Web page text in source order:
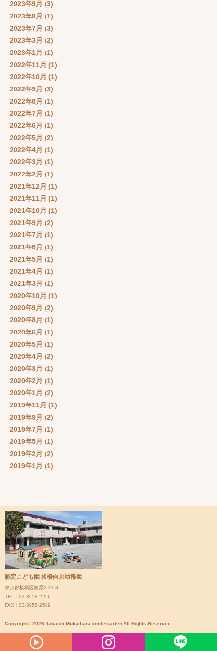
2023年9月 (3)
2023年8月 (1)
2023年7月 (3)
2023年3月 (2)
2023年1月 (1)
2022年11月 (1)
2022年10月 (1)
2022年9月 (3)
2022年8月 (1)
2022年7月 (1)
2022年6月 (1)
2022年5月 (2)
2022年4月 (1)
2022年3月 (1)
2022年2月 (1)
2021年12月 (1)
2021年11月 (1)
2021年10月 (1)
2021年9月 (2)
2021年7月 (1)
2021年6月 (1)
2021年5月 (1)
2021年4月 (1)
2021年3月 (1)
2020年10月 (1)
2020年9月 (2)
2020年8月 (1)
2020年6月 (1)
2020年5月 (1)
2020年4月 (2)
2020年3月 (1)
2020年2月 (1)
2020年1月 (2)
2019年11月 (1)
2019年9月 (2)
2019年7月 (1)
2019年5月 (1)
2019年2月 (2)
2019年1月 (1)
認定こども園 板橋向原幼稚園
東京都板橋区向原2-31-3
TEL：03-3958-2266
FAX：03-3958-2589
Copyright© 2026 Itabashi Mukaihara kindergarten All Rights Reserved.